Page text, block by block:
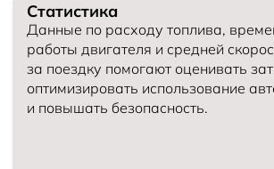
Статистика
Данные по расходу топлива,
работы двигателя и средней
за поездку помогают оценивать
оптимизировать использование
и повышать безопасность.